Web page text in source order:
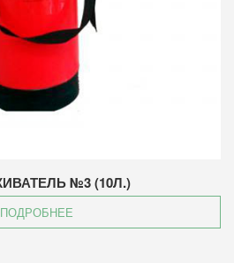
№3 (10Л.)
ПОДРОБНЕЕ